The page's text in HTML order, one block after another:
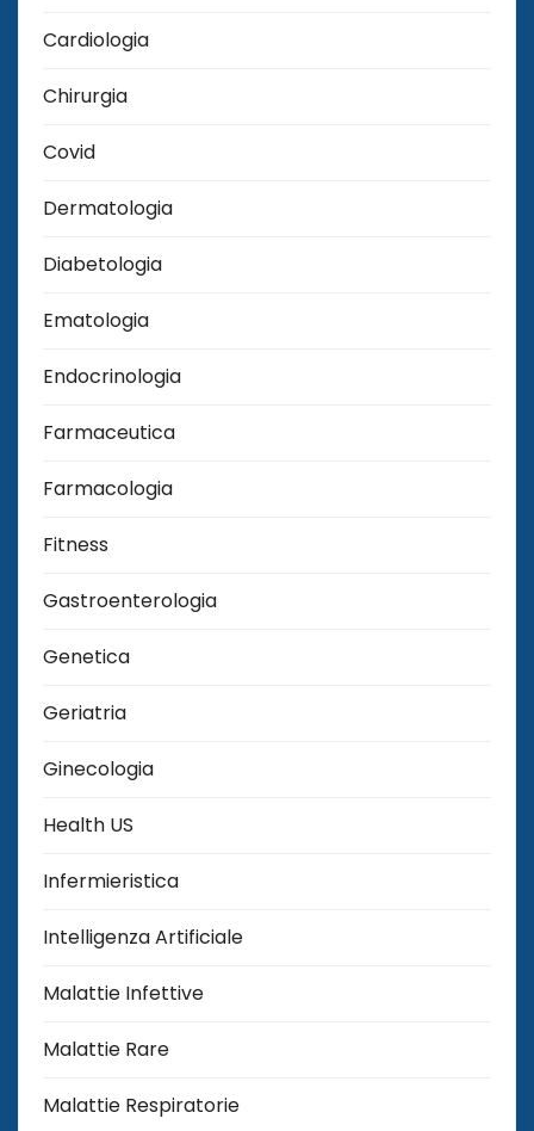
Cardiologia
Chirurgia
Covid
Dermatologia
Diabetologia
Ematologia
Endocrinologia
Farmaceutica
Farmacologia
Fitness
Gastroenterologia
Genetica
Geriatria
Ginecologia
Health US
Infermieristica
Intelligenza Artificiale
Malattie Infettive
Malattie Rare
Malattie Respiratorie